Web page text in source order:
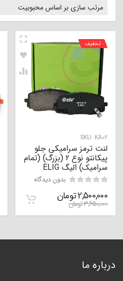
SKU: KA02
تخفیف
لنت ترمز سرامیکی جلو
پیکانتو نوع 2 (بزرگ) (تمام
سرامیک) الیگ ELIG
بدون دیدگاه
2,500,000تومان
3,650,000تومان
درباره ما